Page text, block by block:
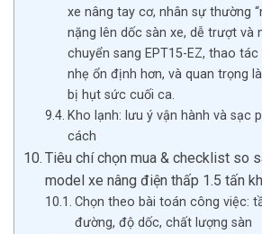
xe nâng tay cơ, nhân sự thường
nặng lên dốc sàn xe, dễ trượt và
chuyển sang EPT15-EZ, thao
nhẹ ổn định hơn, và quan trọng
bị hụt sức cuối ca.
Kho lạnh: lưu ý vận hành và sạc
cách
Tiêu chí chọn mua & checklist so
model xe nâng điện thấp 1.5 tấn
Chọn theo bài toán công việc:
đường, độ dốc, chất lượng sàn